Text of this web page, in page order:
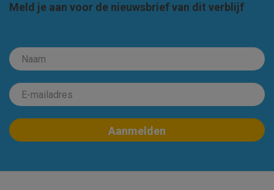
Meld je aan voor de nieuwsbrief van dit verblijf